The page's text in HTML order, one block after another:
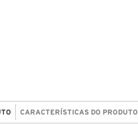
CARACTERÍSTICAS DO PRODUTO